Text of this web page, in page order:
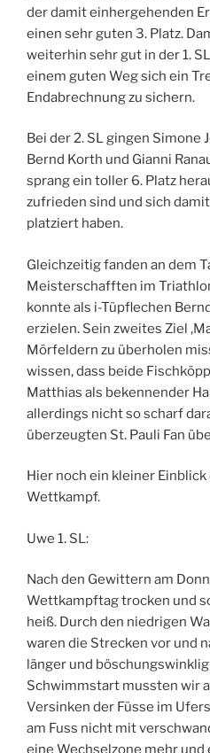
der damit einhergehenden
einen sehr guten 3. Platz.
weiterhin sehr gut in der 1.
einem guten Weg sich ein
Endabrechnung zu sichern.
Bei der 2. SL gingen Simone
Bernd Korth und Gianni
sprang ein toller 6. Platz
zufrieden sind und sich
platziert haben.
Gleichzeitig fanden an dem
Meisterschafften im
konnte als i-Tüpflechen
erzielen. Sein zweites Ziel
Mörfeldern zu überholen
wissen, dass beide
Matthias als bekennender
allerdings nicht so scharf
überzeugten St. Pauli Fan
Hier noch ein kleiner
Wettkampf.
Uwe 1. SL:
Nach den Gewittern am
Wettkampftag trocken und
heiß. Durch den niedrigen
waren die Strecken vor und
länger und
Schwimmstart mussten wir
Versinken der Füsse im
am Fuss nicht mit
eine Wechselzone mehr und